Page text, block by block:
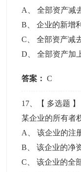
A
、全部资产减
B 、企业的新增
C 、全部资产减
D 、全部资产加
答案： C
17 、【 多选题 】
某企业的所有者
A
、该企业的注
B 、该企业的净
C 、该企业的全